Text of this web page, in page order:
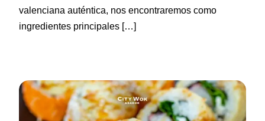
valenciana auténtica, nos encontraremos como
ingredientes principales […]